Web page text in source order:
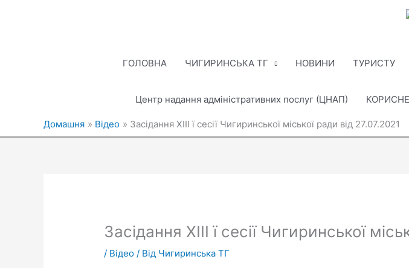
ГОЛОВНА ЧИГИРИНСЬКА ТГ НОВИНИ ТУРИСТУ
Центр надання адміністративних послуг (ЦНАП)
Домашня Відео Засідання XІІI ї сесії Чигиринської міської ради від 27.07.2021
Засідання XІІI ї сесії Чигиринської
/ Відео / Від Чигиринська ТГ